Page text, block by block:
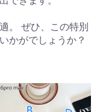
。 ぜひ、この特別
かがでしょうか？